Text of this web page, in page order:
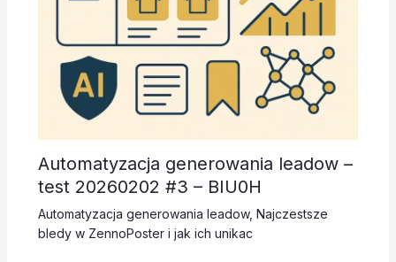
Automatyzacja generowania leadow –
test 20260202 #3 – BIU0H
Automatyzacja generowania leadow, Najczestsze
bledy w ZennoPoster i jak ich unikac